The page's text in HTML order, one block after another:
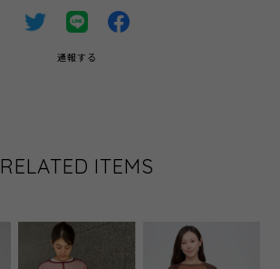
通報する
RELATED ITEMS